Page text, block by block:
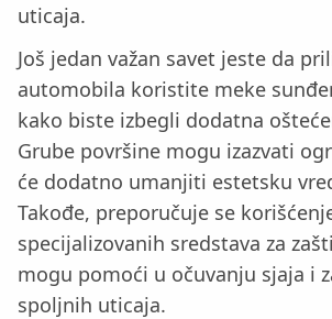
uticaja.
Još jedan važan savet jeste da
automobila koristite meke
kako biste izbegli dodatna
Grube površine mogu izazvati
će dodatno umanjiti estetsku
Takođe, preporučuje se
specijalizovanih sredstava za
mogu pomoći u očuvanju sjaja i
spoljnih uticaja.